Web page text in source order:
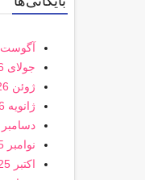
آگوست 2026
جولای 2026
ژوئن 2026
ژانویه 2026
دسامبر 2025
نوامبر 2025
اکتبر 2025